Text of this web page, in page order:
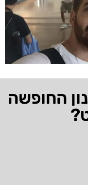
החופשה